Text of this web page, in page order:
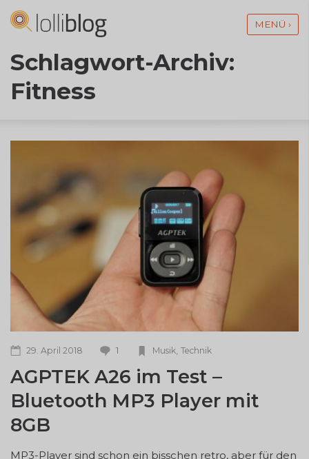
MENÜ ›
Schlagwort-Archiv:
Fitness
29. April 2018 1 Musik Technik
AGPTEK A26 im Test –
Bluetooth MP3 Player mit
8GB
MP3-Player sind schon ein bisschen retro, aber für den